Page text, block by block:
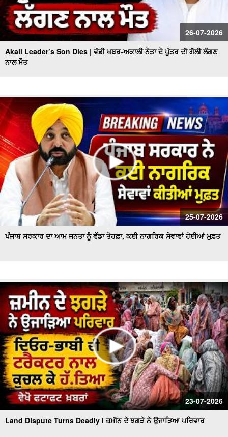
26-07-2026
Akali Leader’s Son Dies | ਵੱਡੀ ਖਬਰ-ਅਕਾਲੀ ਨੇਤਾ ਦੇ ਪੁੱਤਰ ਦੀ ਗੋਲੀ ਲੱਗਣ
ਨਾਲ ਮੌਤ
25-07-2026
ਪੰਜਾਬ ਸਰਕਾਰ ਦਾ ਆਮ ਜਨਤਾ ਨੂੰ ਵੱਡਾ ਤੋਹਫ਼ਾ, ਕਈ ਨਾਗਰਿਕ ਸੇਵਾਵਾਂ ਹੋਈਆਂ ਮੁਫ਼ਤ
23-07-2026
Land Dispute Turns Deadly l ਜ਼ਮੀਨ ਦੇ ਝਗੜੇ ਨੇ ਉਜਾੜਿਆ ਪਰਿਵਾਰ